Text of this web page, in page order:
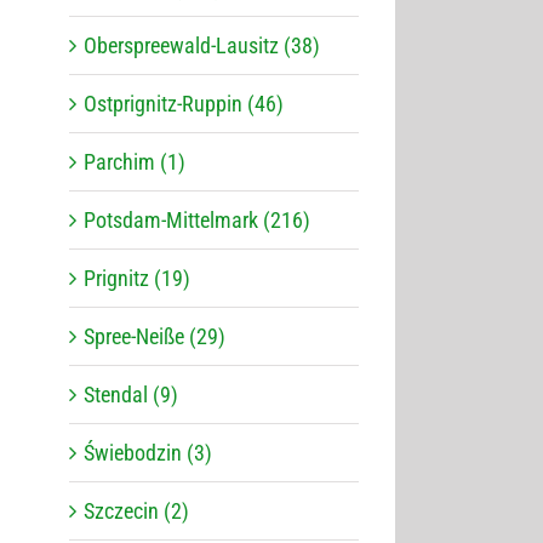
Oberspreewald-Lausitz (38)
Ostprignitz-Ruppin (46)
Parchim (1)
Potsdam-Mittelmark (216)
Prignitz (19)
Spree-Neiße (29)
Stendal (9)
Świebodzin (3)
Szczecin (2)